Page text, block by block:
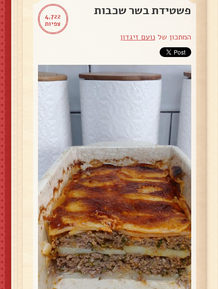
4,722
צפיות
פשטידת בשר שכבות
המתכון שלנועם זיגדון